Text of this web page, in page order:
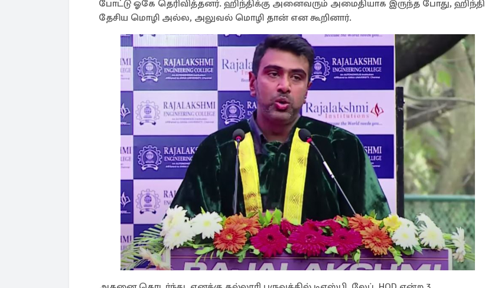
போட்டு ஓகே தெரிவித்தனர். ஹிந்திக்கு அனைவரும் அமைதியாக இருந்த போது, ஹிந்தி
தேசிய மொழி அல்ல, அலுவல் மொழி தான் என கூறினார்.